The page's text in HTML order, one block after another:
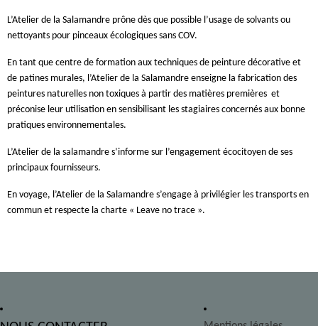
L’Atelier de la Salamandre prône dès que possible l’usage de solvants ou
nettoyants pour pinceaux écologiques sans COV.
En tant que centre de formation aux techniques de peinture décorative et
de patines murales, l’Atelier de la Salamandre enseigne la fabrication des
peintures naturelles non toxiques à partir des matières premières et
préconise leur utilisation en sensibilisant les stagiaires concernés aux bonne
pratiques environnementales.
L’Atelier de la salamandre s’informe sur l’engagement écocitoyen de ses
principaux fournisseurs.
En voyage, l’Atelier de la Salamandre s’engage à privilégier les transports en
commun et respecte la charte « Leave no trace ».